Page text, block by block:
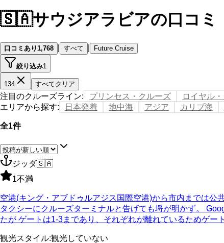
🇸🇦サウジアラビアの口コミ
口コミあり1,768 すべて Future Cruise
絞り込み1
134 すべてクリア
注目のクルーズライン: プリンセス・クルーズ ロイヤル
エリアから探す: 日本発着 地中海 アジア カリブ海
全1件
ジッダ🇸🇦
1不満
空港(キング・アブドゥルアジス国際空港)から市内までは公
タクシーにクルーズターミナルと告げても埒が明かず。
たが ゲートは1-3まであり、それぞれが離れているためゲ
観光スタイル:観光していない